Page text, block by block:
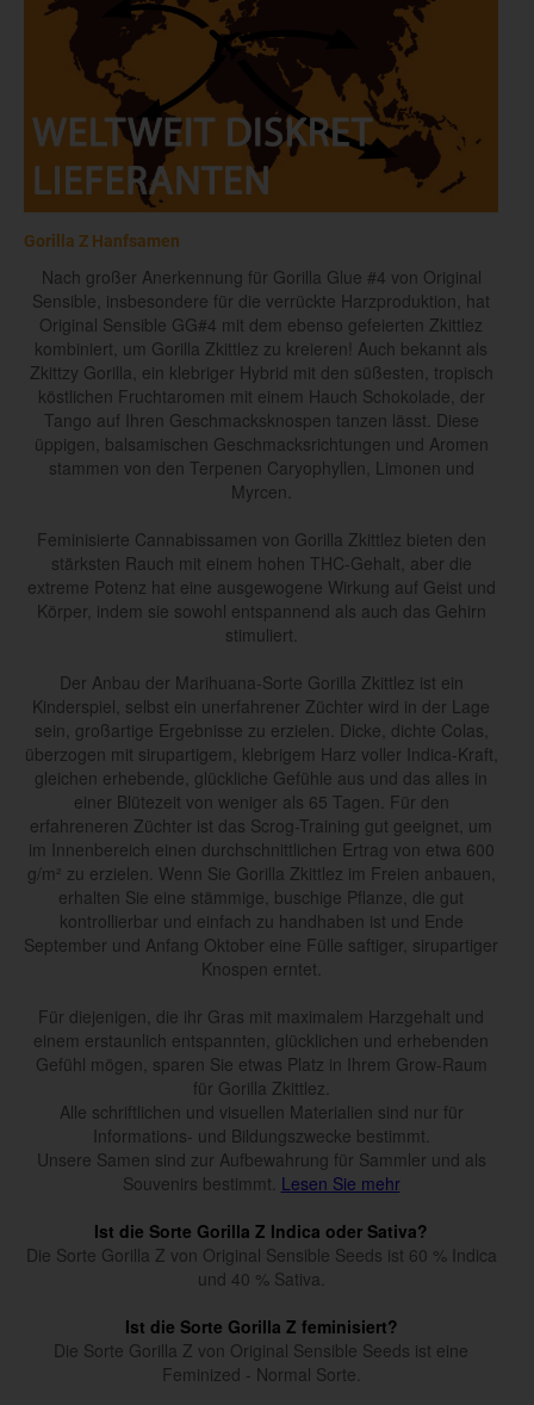
Gorilla Z Hanfsamen
Nach großer Anerkennung für Gorilla Glue #4 von Original
Sensible, insbesondere für die verrückte Harzproduktion, hat
Original Sensible GG#4 mit dem ebenso gefeierten Zkittlez
kombiniert, um Gorilla Zkittlez zu kreieren! Auch bekannt als
Zkittzy Gorilla, ein klebriger Hybrid mit den süßesten, tropisch
köstlichen Fruchtaromen mit einem Hauch Schokolade, der
Tango auf Ihren Geschmacksknospen tanzen lässt. Diese
üppigen, balsamischen Geschmacksrichtungen und Aromen
stammen von den Terpenen Caryophyllen, Limonen und
Myrcen.
Feminisierte Cannabissamen von Gorilla Zkittlez bieten den
stärksten Rauch mit einem hohen THC-Gehalt, aber die
extreme Potenz hat eine ausgewogene Wirkung auf Geist und
Körper, indem sie sowohl entspannend als auch das Gehirn
stimuliert.
Der Anbau der Marihuana-Sorte Gorilla Zkittlez ist ein
Kinderspiel, selbst ein unerfahrener Züchter wird in der Lage
sein, großartige Ergebnisse zu erzielen. Dicke, dichte Colas,
überzogen mit sirupartigem, klebrigem Harz voller Indica-Kraft,
gleichen erhebende, glückliche Gefühle aus und das alles in
einer Blütezeit von weniger als 65 Tagen. Für den
erfahreneren Züchter ist das Scrog-Training gut geeignet, um
im Innenbereich einen durchschnittlichen Ertrag von etwa 600
g/m² zu erzielen. Wenn Sie Gorilla Zkittlez im Freien anbauen,
erhalten Sie eine stämmige, buschige Pflanze, die gut
kontrollierbar und einfach zu handhaben ist und Ende
September und Anfang Oktober eine Fülle saftiger, sirupartiger
Knospen erntet.
Für diejenigen, die ihr Gras mit maximalem Harzgehalt und
einem erstaunlich entspannten, glücklichen und erhebenden
Gefühl mögen, sparen Sie etwas Platz in Ihrem Grow-Raum
für Gorilla Zkittlez.
Alle schriftlichen und visuellen Materialien sind nur für
Informations- und Bildungszwecke bestimmt.
Unsere Samen sind zur Aufbewahrung für Sammler und als
Souvenirs bestimmt. Lesen Sie mehr
Ist die Sorte Gorilla Z Indica oder Sativa?
Die Sorte Gorilla Z von Original Sensible Seeds ist 60 % Indica
und 40 % Sativa.
Ist die Sorte Gorilla Z feminisiert?
Die Sorte Gorilla Z von Original Sensible Seeds ist eine
Feminized - Normal Sorte.